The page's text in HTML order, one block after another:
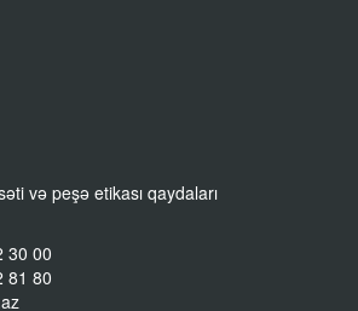
və peşə etikası qaydaları
30 00
81 80